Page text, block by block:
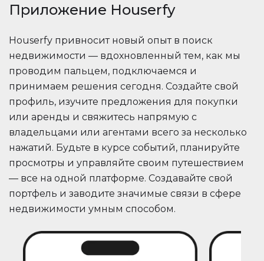
Приложение Houserfy
Houserfy привносит новый опыт в поиск
недвижимости — вдохновленный тем, как мы
проводим пальцем, подключаемся и
принимаем решения сегодня. Создайте свой
профиль, изучите предложения для покупки
или аренды и свяжитесь напрямую с
владельцами или агентами всего за несколько
нажатий. Будьте в курсе событий, планируйте
просмотры и управляйте своим путешествием
— все на одной платформе. Создавайте свой
портфель и заводите значимые связи в сфере
недвижимости умным способом.